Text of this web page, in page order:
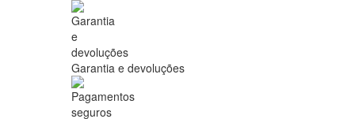
Garantia e devoluções